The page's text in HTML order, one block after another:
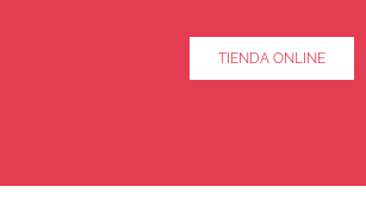
TIENDA ONLINE